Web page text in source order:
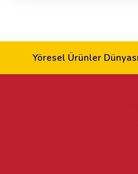
Yöresel Ürünler